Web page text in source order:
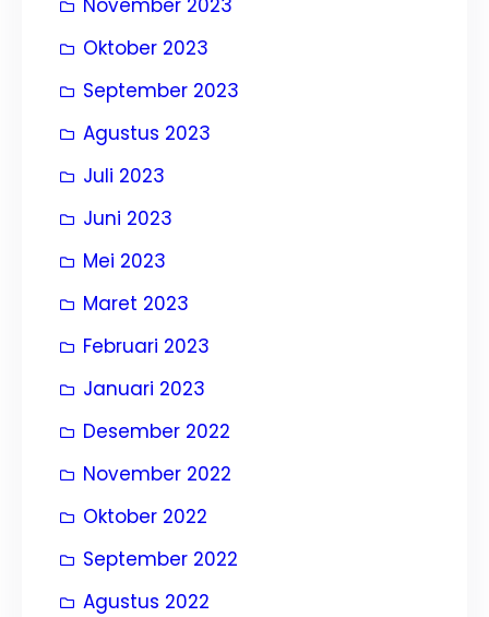
November 2023
Oktober 2023
September 2023
Agustus 2023
Juli 2023
Juni 2023
Mei 2023
Maret 2023
Februari 2023
Januari 2023
Desember 2022
November 2022
Oktober 2022
September 2022
Agustus 2022